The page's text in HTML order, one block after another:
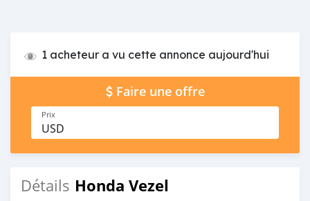
1 acheteur a vu cette annonce aujourd'hui
Faire une offre
Prix
USD
Détails Honda Vezel